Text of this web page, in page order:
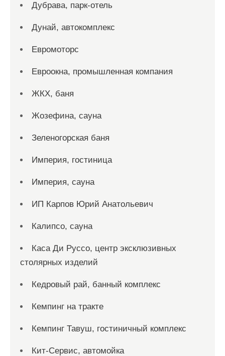
Дубрава, парк-отель
Дунай, автокомплекс
Евромоторс
Евроокна, промышленная компания
ЖКХ, баня
Жозефина, сауна
Зеленогорская баня
Империя, гостиница
Империя, сауна
ИП Карпов Юрий Анатольевич
Калипсо, сауна
Каса Ди Руссо, центр эксклюзивных
столярных изделий
Кедровый рай, банный комплекс
Кемпинг на тракте
Кемпинг Тавуш, гостиничный комплекс
Кит-Сервис, автомойка